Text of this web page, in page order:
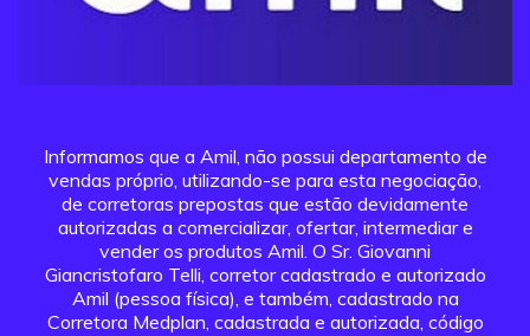
Informamos que a Amil, não possui departamento de
vendas próprio, utilizando-se para esta negociação,
de corretoras prepostas que estão devidamente
autorizadas a comercializar, ofertar, intermediar e
vender os produtos Amil. O Sr. Giovanni
Giancristofaro Telli, corretor cadastrado e autorizado
Amil (pessoa física), e também, cadastrado na
Corretora Medplan, cadastrada e autorizada, código